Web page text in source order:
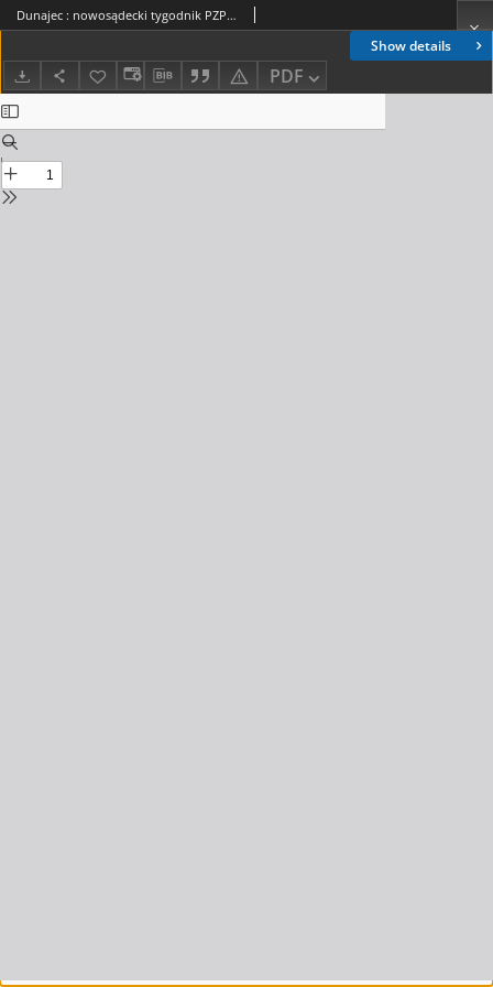
Show details
PDF
Dunajec : nowosądecki tygodnik PZPR. 1988, nr 21(394)